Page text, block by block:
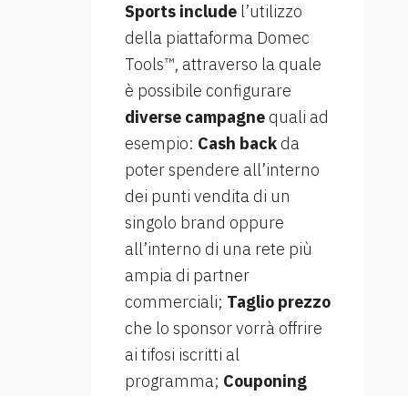
Sports include l’utilizzo
della piattaforma Domec
Tools™, attraverso la quale
è possibile configurare
diverse campagne quali ad
esempio: Cash back da
poter spendere all’interno
dei punti vendita di un
singolo brand oppure
all’interno di una rete più
ampia di partner
commerciali; Taglio prezzo
che lo sponsor vorrà offrire
ai tifosi iscritti al
programma; Couponing